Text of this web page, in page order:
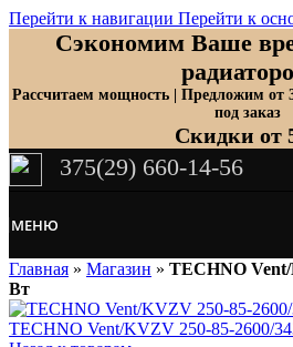
Перейти к навигации Перейти к
Сэкономим Ваше
Рассчитаем мощность | Предложим от
под заказ
Скидки от
375(29) 660-14-56
МЕНЮ
Главная » Магазин » TECHNO Vent/
Вт
TECHNO Vent/KVZV 250-85-2600/